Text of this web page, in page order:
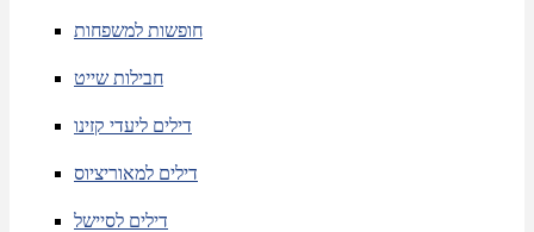
חופשות למשפחות
חבילות שייט
דילים ליעדי קזינו
דילים למאוריציוס
דילים לסיישל